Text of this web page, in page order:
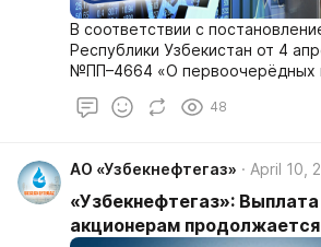
В соответствии с
Республики Узбекистан от 4
№ПП–4664 «О первоочерёдных
нефтегазовой отрасли»
поставка автомобильного
топлива на биржевые торги по
сформированным в зависимости
нефти Brent на мировых биржах.
48
АО «Узбекнефтегаз» April 10,
«Узбекнефтегаз»:
акционерам продолжается